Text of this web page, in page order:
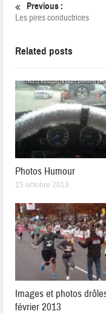
Previous :
Les pires conductrices
Related posts
Photos Humour
15 octobre 2013
Images et photos
février 2013